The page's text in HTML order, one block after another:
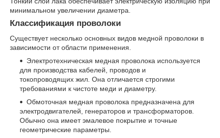
минимальном увеличении диаметра.
Классификация проволоки
Существует несколько основных видов медной проволоки в
зависимости от области применения.
Электротехническая медная проволока используется
для производства кабелей, проводов и
токопроводящих жил. Она отличается строгими
требованиями к чистоте меди и диаметру.
Обмоточная медная проволока предназначена для
электродвигателей, генераторов и трансформаторов.
Обычно она имеет эмалевое покрытие и точные
геометрические параметры.